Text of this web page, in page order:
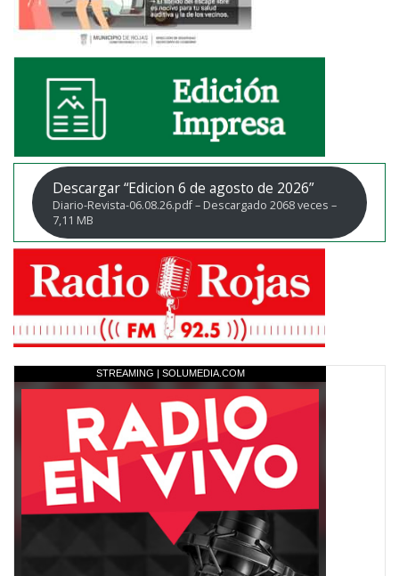
Descargar “Edicion 6 de agosto de 2026”
Diario-Revista-06.08.26.pdf – Descargado 2068 veces –
7,11 MB